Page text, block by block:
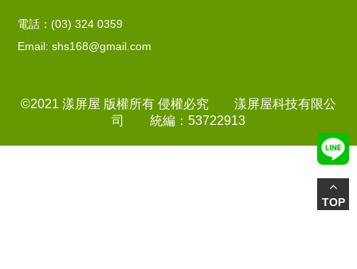
電話：(03) 324 0359
Email: shs168@gmail.com
©2021 漾屏屋 版權所有 侵權必究 漾屏屋科技有限公
司 統編：53722913
TOP